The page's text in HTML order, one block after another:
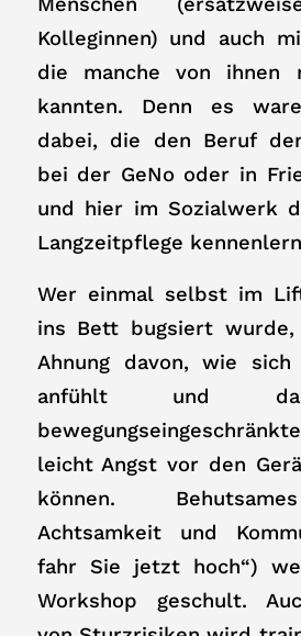
Kolleginnen) und auch
die manche von ihnen
kannten. Denn es
dabei, die den Beruf
bei der GeNo oder in
und hier im Sozialwerk
Langzeitpflege
Wer einmal selbst im
ins Bett bugsiert
Ahnung davon, wie
anfühlt und
leicht Angst vor den
können.
Achtsamkeit und
fahr Sie jetzt hoch“)
Workshop geschult.